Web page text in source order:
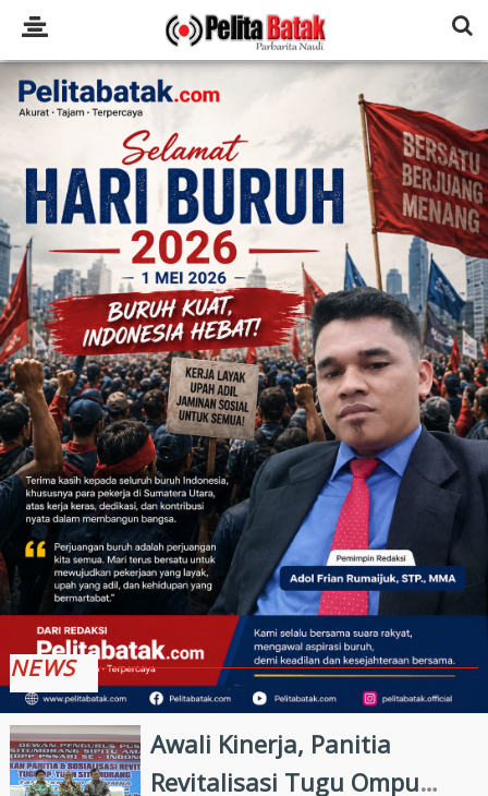
NEWS
Awali Kinerja, Panitia
Revitalisasi Tugu Ompu